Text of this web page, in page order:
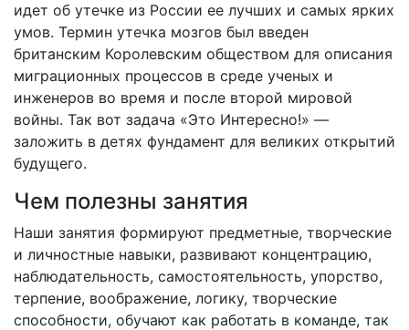
идет об утечке из России ее лучших и самых ярких
умов. Термин утечка мозгов был введен
британским Королевским обществом для описания
миграционных процессов в среде ученых и
инженеров во время и после второй мировой
войны. Так вот задача «Это Интересно!» —
заложить в детях фундамент для великих открытий
будущего.
Чем полезны занятия
Наши занятия формируют предметные, творческие
и личностные навыки, развивают концентрацию,
наблюдательность, самостоятельность, упорство,
терпение, воображение, логику, творческие
способности, обучают как работать в команде, так